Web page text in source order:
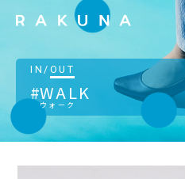
IN / OUT
WALK
ウォーク